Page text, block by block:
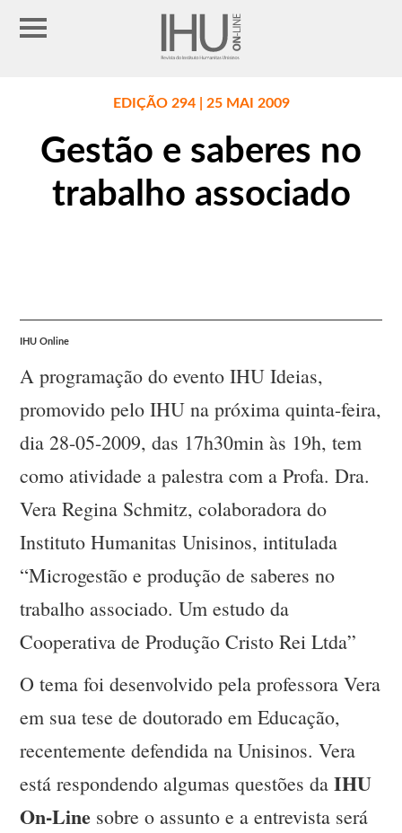
EDIÇÃO 294 | 25 MAI 2009
Gestão e saberes no
trabalho associado
IHU Online
A programação do evento IHU Ideias,
promovido pelo IHU na próxima quinta-feira,
dia 28-05-2009, das 17h30min às 19h, tem
como atividade a palestra com a Profa. Dra.
Vera Regina Schmitz, colaboradora do
Instituto Humanitas Unisinos, intitulada
“Microgestão e produção de saberes no
trabalho associado. Um estudo da
Cooperativa de Produção Cristo Rei Ltda”
O tema foi desenvolvido pela professora Vera
em sua tese de doutorado em Educação,
recentemente defendida na Unisinos. Vera
está respondendo algumas questões daIHU
On-Line sobre o assunto e a entrevista será